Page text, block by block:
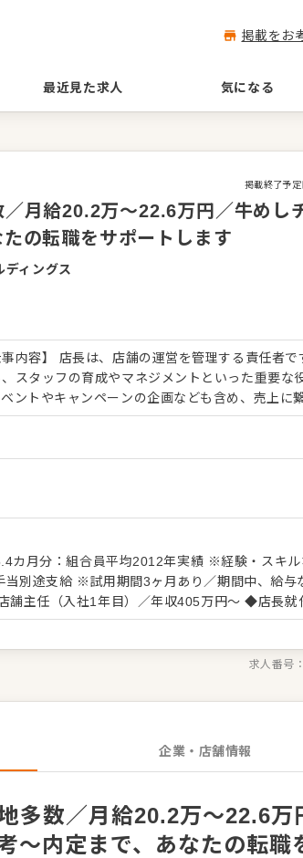
掲載をお
最近見た求人 気になる
掲載終了予定
／月給20.2万～22.6万円／牛めし
の転職をサポートします
ディングス
内容】 店長は、店舗の運営を管理する責任者で
スタッフの育成やマネジメントといった重要な
ントやキャンペーンの企画なども含め、売上に繋
善などもお任せしますので、あなたならではの
・売上管理、在庫管理 ・スタッフの育成やマネ
りサポートしますので、経験に関わらず安心して
ステップアップなどめざせます。
員平均2012年実績 ※経験・スキルなどを考
別途支給 ※試用期間3ヶ月あり／期間中、給与
テーブル】 ◆月給19万7,000円
求人番号
企業・店舗情報
多数／月給20.2万～22.6万
～内定まで、あなたの転職